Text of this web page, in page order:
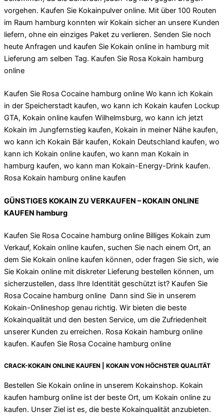
vorgehen. Kaufen Sie Kokainpulver online. Mit über 100 Routen
im Raum hamburg konnten wir Kokain sicher an unsere Kunden
liefern, ohne ein einziges Paket zu verlieren. Senden Sie noch
heute Anfragen und kaufen Sie Kokain online in hamburg mit
Lieferung am selben Tag. Kaufen Sie Rosa Kokain hamburg
online
Kaufen Sie Rosa Cocaine hamburg online Wo kann ich Kokain
in der Speicherstadt kaufen, wo kann ich Kokain kaufen Lockup
GTA, Kokain online kaufen Wilhelmsburg, wo kann ich jetzt
Kokain im Jungfernstieg kaufen, Kokain in meiner Nähe kaufen,
wo kann ich Kokain Bär kaufen, Kokain Deutschland kaufen, wo
kann ich Kokain online kaufen, wo kann man Kokain in
hamburg kaufen, wo kann man Kokain-Energy-Drink kaufen.
Rosa Kokain hamburg online kaufen
GÜNSTIGES KOKAIN ZU VERKAUFEN – KOKAIN ONLINE
KAUFEN hamburg
Kaufen Sie Rosa Cocaine hamburg online Billiges Kokain zum
Verkauf, Kokain online kaufen, suchen Sie nach einem Ort, an
dem Sie Kokain online kaufen können, oder fragen Sie sich, wie
Sie Kokain online mit diskreter Lieferung bestellen können, um
sicherzustellen, dass Ihre Identität geschützt ist? Kaufen Sie
Rosa Cocaine hamburg online Dann sind Sie in unserem
Kokain-Onlineshop genau richtig. Wir bieten die beste
Kokainqualität und den besten Service, um die Zufriedenheit
unserer Kunden zu erreichen. Rosa Kokain hamburg online
kaufen. Kaufen Sie Rosa Cocaine hamburg online
CRACK-KOKAIN ONLINE KAUFEN | KOKAIN VON HÖCHSTER QUALITÄT
Bestellen Sie Kokain online in unserem Kokainshop. Kokain
kaufen hamburg online ist der beste Ort, um Kokain online zu
kaufen. Unser Ziel ist es, die beste Kokainqualität anzubieten.